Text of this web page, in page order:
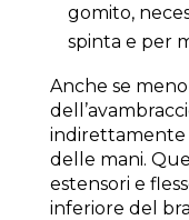
gomito,
spinta e per
Anche se
indirettamente
delle mani.
estensori e
inferiore del